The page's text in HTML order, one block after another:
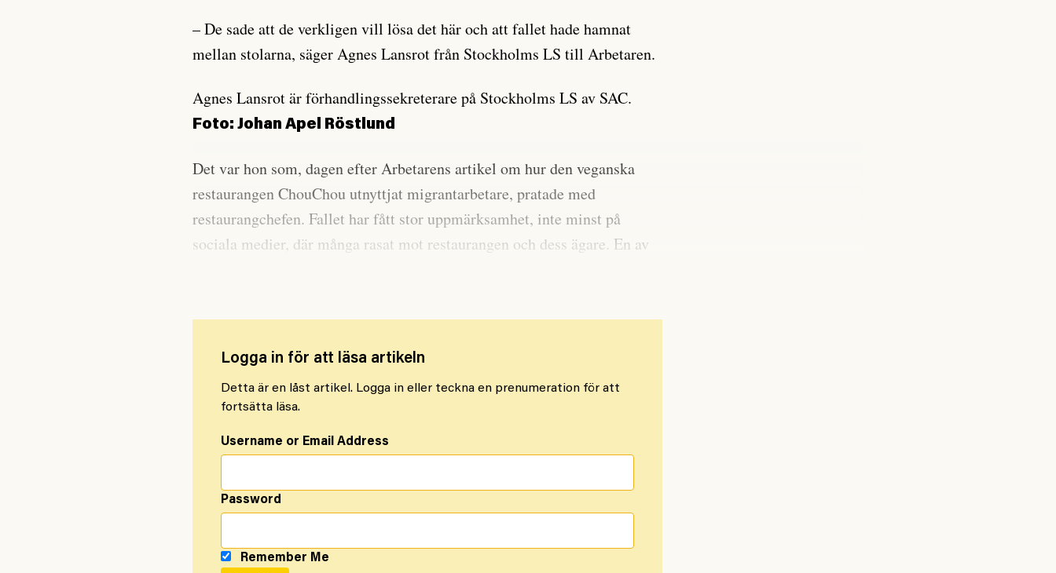
– De sade att de verkligen vill lösa det här och att fallet hade hamnat
mellan stolarna, säger Agnes Lansrot från Stockholms LS till Arbetaren.
Agnes Lansrot är förhandlingssekreterare på Stockholms LS av SAC.
Foto: Johan Apel Röstlund
Det var hon som, dagen efter Arbetarens artikel om hur den veganska
restaurangen ChouChou utnyttjat migrantarbetare, pratade med
restaurangchefen. Fallet har fått stor uppmärksamhet, inte minst på
sociala medier, där många rasat mot restaurangen och dess ägare. En av
Logga in för att läsa artikeln
Detta är en låst artikel. Logga in eller teckna en prenumeration för att
fortsätta läsa.
Username or Email Address
Password
Remember Me